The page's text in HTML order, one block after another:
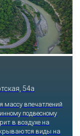
54а
массу впечатлений
подвесному
в воздухе на
виды на